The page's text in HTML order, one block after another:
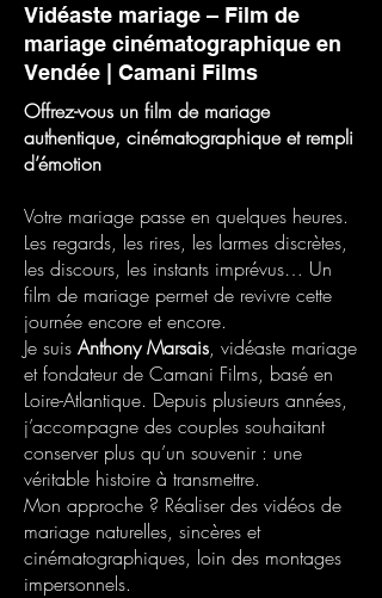
Vidéaste mariage – Film de
mariage cinématographique en
Vendée | Camani Films
Offrez-vous un film de mariage
authentique, cinématographique et rempli
d’émotion
Votre mariage passe en quelques heures.
Les regards, les rires, les larmes discrètes,
les discours, les instants imprévus… Un
film de mariage permet de revivre cette
journée encore et encore.
Je suis Anthony Marsais, vidéaste mariage
et fondateur de Camani Films, basé en
Loire-Atlantique. Depuis plusieurs années,
j’accompagne des couples souhaitant
conserver plus qu’un souvenir : une
véritable histoire à transmettre.
Mon approche ? Réaliser des vidéos de
mariage naturelles, sincères et
cinématographiques, loin des montages
impersonnels.